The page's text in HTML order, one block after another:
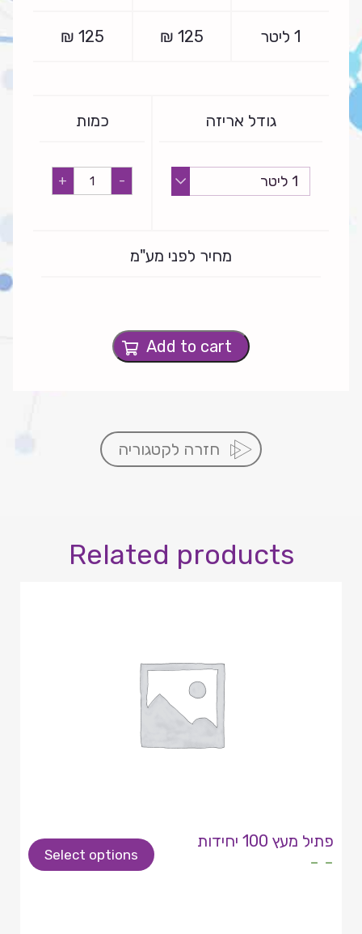
1 ליטר 125
₪
125
₪
גודל אריזה כמות
- בושם
נהר
+
מחיר לפני מע"מ
Add to cart
חזרה לקטגוריה
Related products
פתיל מעץ 100 יחידות
- -
Select options